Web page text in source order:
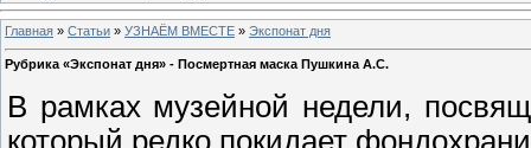
Главная » Статьи » УЗНАЁМ ВМЕСТЕ » Экспонат дня
Рубрика «Экспонат дня» - Посмертная маска Пушкина А.С.
В рамках музейной недели,
который редко покидает